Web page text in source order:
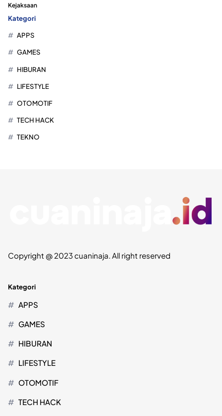
Kejaksaan
Kategori
APPS
GAMES
HIBURAN
LIFESTYLE
OTOMOTIF
TECH HACK
TEKNO
Copyright @ 2023 cuaninaja. All right reserved
Kategori
APPS
GAMES
HIBURAN
LIFESTYLE
OTOMOTIF
TECH HACK